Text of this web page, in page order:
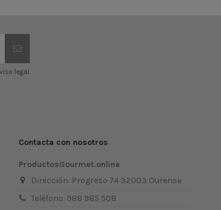
legal.
Contacta con nosotros
ProductosGourmet.online
Dirección: Progreso 74 32003 Ourense
Teléfono: 988 985 508